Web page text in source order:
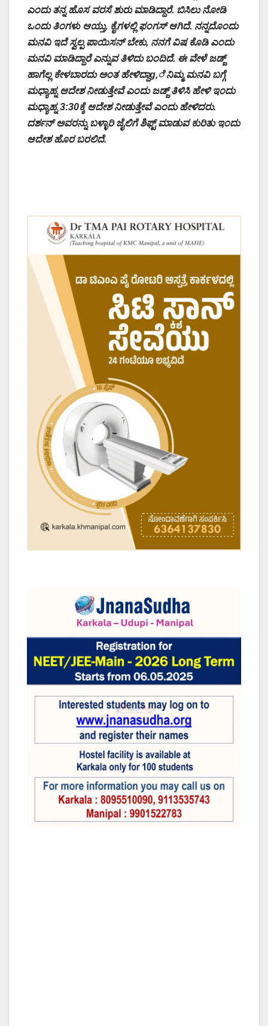
ಎಂದು ತನ್ನ ಹೊಸ ವರಸೆ ಶುರು ಮಾಡಿದ್ದಾರೆ. ಬಿಸಿಲು ನೋಡಿ
ಒಂದು ತಿಂಗಳು ಆಯ್ತು, ಕೈಗಳಲ್ಲಿ ಫಂಗಸ್ ಆಗಿದೆ. ನನ್ನದೊಂದು
ಮನವಿ ಇದೆ ಸ್ವಲ್ಪ ಪಾಯಿಸನ್ ಬೇಕು, ನನಗೆ ವಿಷ ಕೊಡಿ ಎಂದು
ಮನವಿ ಮಾಡಿದ್ದಾರೆ ಎನ್ನುವ ತಿಳಿದು ಬಂದಿದೆ. ಈ ವೇಳೆ ಜಡ್ಜ್
ಹಾಗೆಲ್ಲ ಕೇಳಬಾರದು ಅಂತ ಹೇಳಿದ್ದಾg,ೆ ನಿಮ್ಮ ಮನವಿ ಬಗ್ಗೆ
ಮಧ್ಯಾಹ್ನ ಆದೇಶ ನೀಡುತ್ತೇವೆ ಎಂದು ಜಡ್ಜ್ ತಿಳಿಸಿ ಹೇಳಿ ಇಂದು
ಮಧ್ಯಾಹ್ನ 3:30ಕ್ಕೆ ಆದೇಶ ನೀಡುತ್ತೇವೆ ಎಂದು ಹೇಳಿದರು.
ದರ್ಶನ್ ಅವರನ್ನು ಬಳ್ಳಾರಿ ಜೈಲಿಗೆ ಶಿಫ್ಟ್ ಮಾಡುವ ಕುರಿತು ಇಂದು
ಆದೇಶ ಹೊರ ಬರಲಿದೆ.